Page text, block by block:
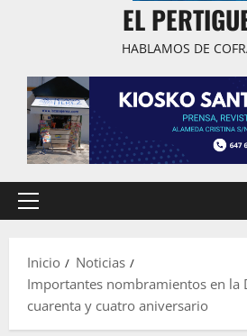
EL
HABLAMOS DE
Menú
Inicio
Noticias
Importantes nombramientos en la
cuarenta y cuatro aniversario